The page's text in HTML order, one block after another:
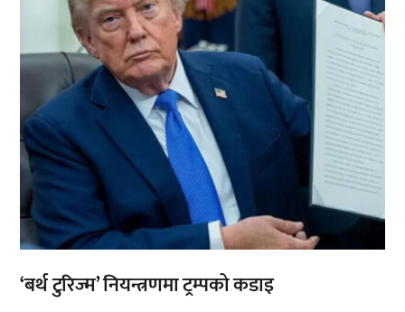
‘बर्थ टुरिज्म’ नियन्त्रणमा ट्रम्पको कडाइ